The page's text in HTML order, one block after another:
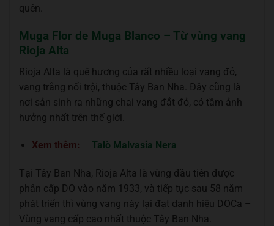
quên.
Muga Flor de Muga Blanco – Từ vùng vang
Rioja Alta
Rioja Alta là quê hương của rất nhiều loại vang đỏ,
vang trắng nổi trội, thuộc Tây Ban Nha. Đây cũng là
nơi sản sinh ra những chai vang đắt đỏ, có tầm ảnh
hưởng nhất trên thế giới.
Xem thêm: Talò Malvasia Nera
Tại Tây Ban Nha, Rioja Alta là vùng đầu tiên được
phân cấp DO vào năm 1933, và tiếp tục sau 58 năm
phát triển thì vùng vang này lại đạt danh hiệu DOCa –
Vùng vang cấp cao nhất thuộc Tây Ban Nha.